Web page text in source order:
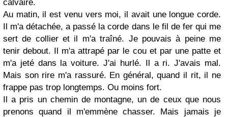
calvaire.
Au matin, il est venu vers moi, il avait une longue corde.
Il m'a détachée, a passé la corde dans le fil de fer qui me
sert de collier et il m'a traîné. Je pouvais à peine me
tenir debout. Il m'a attrapé par le cou et par une patte et
m'a jeté dans la voiture. J'ai hurlé. Il a ri. J'avais mal.
Mais son rire m'a rassuré. En général, quand il rit, il ne
frappe pas trop longtemps. Ou moins fort.
Il a pris un chemin de montagne, un de ceux que nous
prenons quand il m'emmène chasser. Mais jamais je